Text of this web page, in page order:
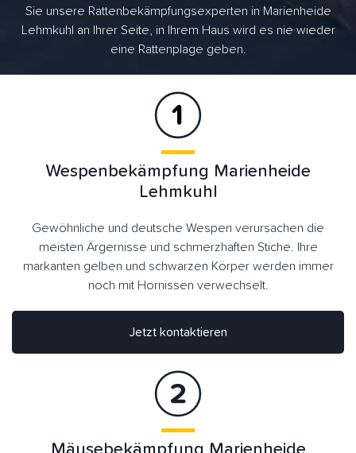
Sie unsere Rattenbekämpfungsexperten in Marienheide
Lehmkuhl an Ihrer Seite, in Ihrem Haus wird es nie wieder
eine Rattenplage geben.
Wespenbekämpfung Marienheide
Lehmkuhl
Gewöhnliche und deutsche Wespen verursachen die
meisten Ärgernisse und schmerzhaften Stiche. Ihre
markanten gelben und schwarzen Körper werden immer
noch mit Hornissen verwechselt.
Jetzt kontaktieren